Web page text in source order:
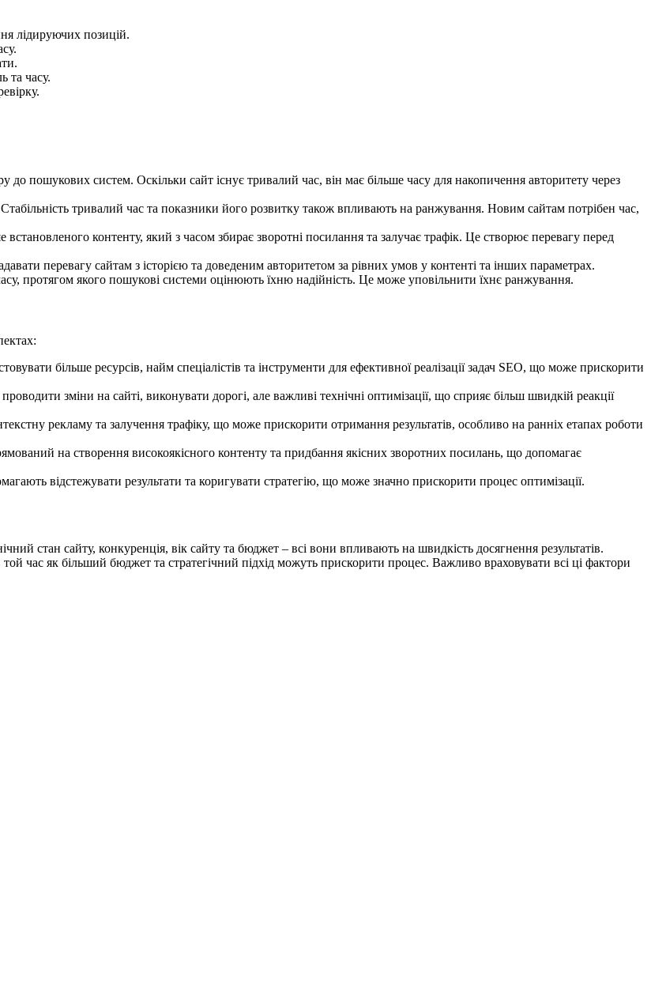
лідируючих позицій.
та часу.
до пошукових систем. Оскільки сайт існує тривалий час, він має більше часу для накопичення авторитету через
тривалий час та показники його розвитку також впливають на ранжування. Новим сайтам потрібен час,
контенту, який з часом збирає зворотні посилання та залучає трафік. Це створює перевагу перед
перевагу сайтам з історією та доведеним авторитетом за рівних умов у контенті та інших параметрах.
протягом якого пошукові системи оцінюють їхню надійність. Це може уповільнити їхнє ранжування.
більше ресурсів, найм спеціалістів та інструменти для ефективної реалізації задач SEO, що може прискорити
зміни на сайті, виконувати дорогі, але важливі технічні оптимізації, що сприяє більш швидкій реакції
рекламу та залучення трафіку, що може прискорити отримання результатів, особливо на ранніх етапах роботи
на створення високоякісного контенту та придбання якісних зворотних посилань, що допомагає
відстежувати результати та коригувати стратегію, що може значно прискорити процес оптимізації.
стан сайту, конкуренція, вік сайту та бюджет – всі вони впливають на швидкість досягнення результатів.
час як більший бюджет та стратегічний підхід можуть прискорити процес. Важливо враховувати всі ці фактори